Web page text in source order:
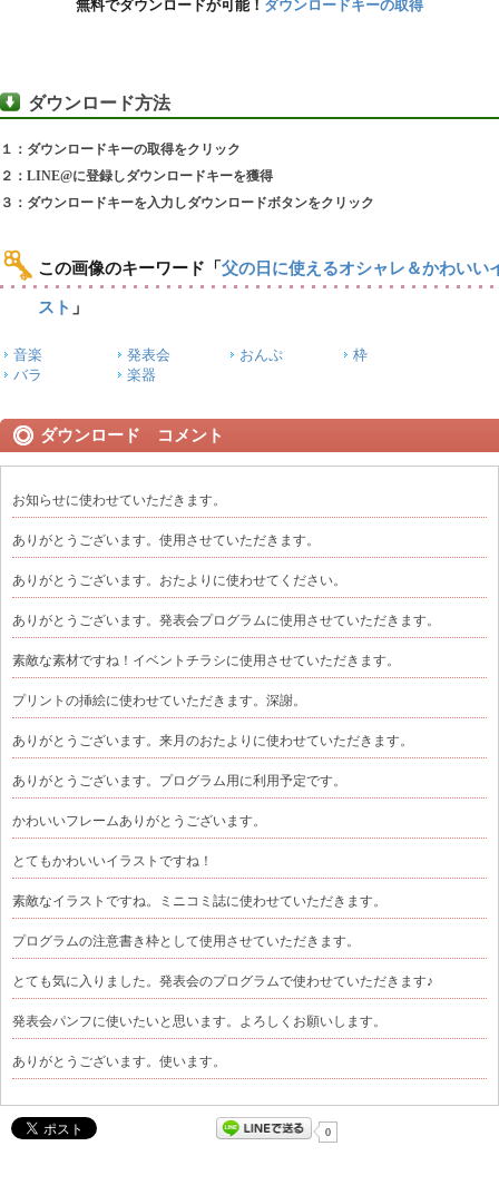
無料でダウンロードが可能！ ダウンロードキーの取得
ダウンロード方法
１：ダウンロードキーの取得をクリック
２：LINE@に登録しダウンロードキーを獲得
３：ダウンロードキーを入力しダウンロードボタンをクリック
この画像のキーワード 「 父の日に使えるオシャレ＆かわいい
スト 」
音楽 発表会 おんぷ
枠
バラ
楽器
ダウンロード コメント
お知らせに使わせていただきます。
ありがとうございます。使用させていただきます。
ありがとうございます。おたよりに使わせてください。
ありがとうございます。発表会プログラムに使用させていただきます。
素敵な素材ですね！イベントチラシに使用させていただきます。
プリントの挿絵に使わせていただきます。深謝。
ありがとうございます。来月のおたよりに使わせていただきます。
ありがとうございます。プログラム用に利用予定です。
かわいいフレームありがとうございます。
とてもかわいいイラストですね！
素敵なイラストですね。ミニコミ誌に使わせていただきます。
プログラムの注意書き枠として使用させていただきます。
とても気に入りました。発表会のプログラムで使わせていただきます♪
発表会パンフに使いたいと思います。よろしくお願いします。
ありがとうございます。使います。
0